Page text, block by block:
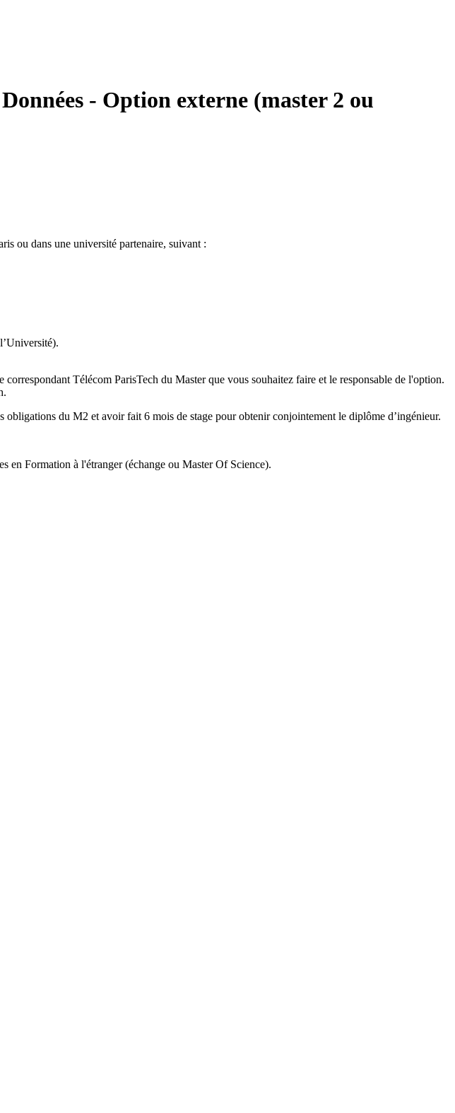
Données - Option externe (master 2 ou
ou dans une université partenaire, suivant :
Télécom ParisTech du Master que vous souhaitez faire et le responsable de l'option.
du M2 et avoir fait 6 mois de stage pour obtenir conjointement le diplôme d’ingénieur.
en Formation à l'étranger (échange ou Master Of Science).